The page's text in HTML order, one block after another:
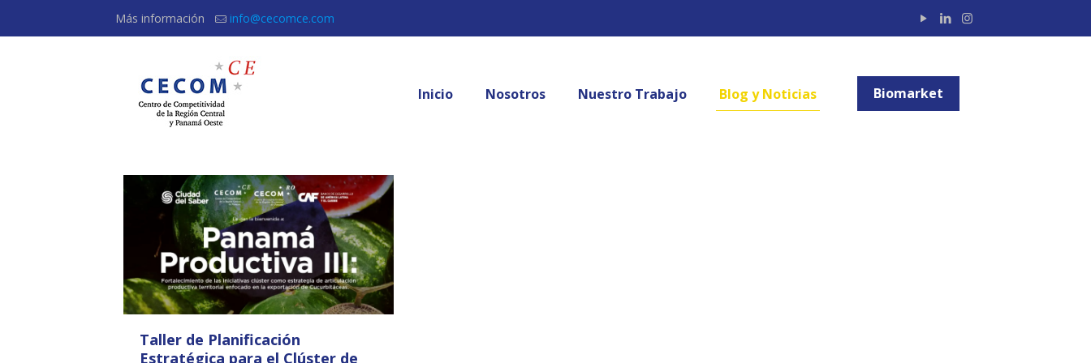
Más información info@cecomce.com
Inicio Nosotros Nuestro Trabajo Blog y Noticias Biomarket
Taller de Planificación
Estratégica para el Clúster de